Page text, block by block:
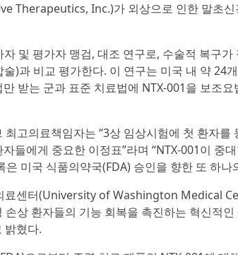
Therapeutics, Inc.)가 외상으로 인한 말초
및 평가자 맹검, 대조 연구로, 수술적 복구
)과 비교 평가한다. 이 연구는 미국 내 약 24
받는 군과 표준 치료법에 NTX-001을 보조
고의료책임자는 “3상 임상시험에 첫 환자를
들에게 중요한 이정표”라며 “NTX-001이 중
미국 식품의약국(FDA) 승인을 향한 또 하나
료센터(University of Washington Medical
상 환자들의 기능 회복을 촉진하는 혁신적
밝혔다.